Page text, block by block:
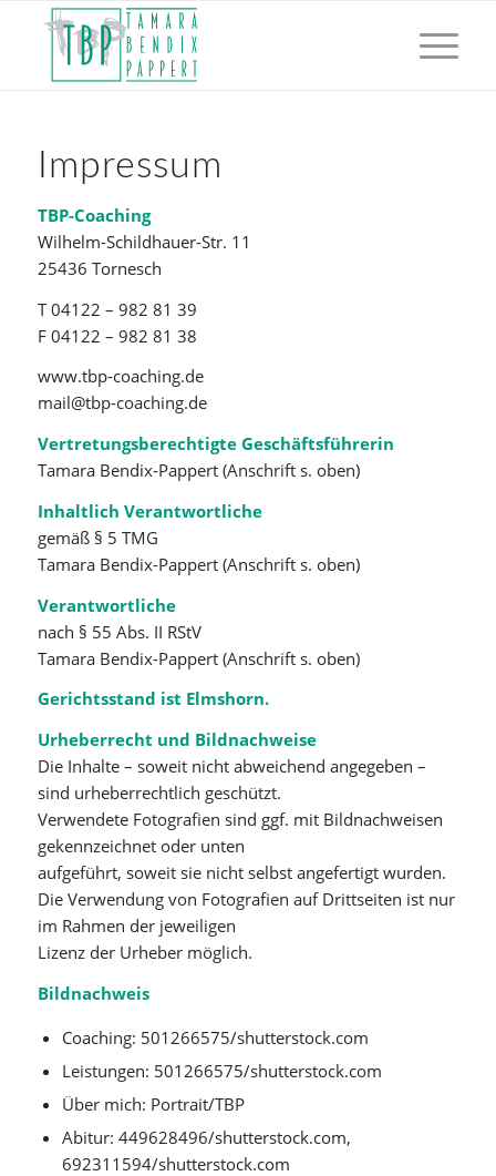
Impressum
TBP-Coaching
Wilhelm-Schildhauer-Str. 11
25436 Tornesch
T 04122 – 982 81 39
F 04122 – 982 81 38
www.tbp-coaching.de
mail@tbp-coaching.de
Vertretungsberechtigte Geschäftsführerin
Tamara Bendix-Pappert (Anschrift s. oben)
Inhaltlich Verantwortliche
gemäß § 5 TMG
Tamara Bendix-Pappert (Anschrift s. oben)
Verantwortliche
nach § 55 Abs. II RStV
Tamara Bendix-Pappert (Anschrift s. oben)
Gerichtsstand ist Elmshorn.
Urheberrecht und Bildnachweise
Die Inhalte – soweit nicht abweichend angegeben –
sind urheberrechtlich geschützt.
Verwendete Fotografien sind ggf. mit Bildnachweisen
gekennzeichnet oder unten
aufgeführt, soweit sie nicht selbst angefertigt wurden.
Die Verwendung von Fotografien auf Drittseiten ist nur
im Rahmen der jeweiligen
Lizenz der Urheber möglich.
Bildnachweis
Coaching: 501266575/shutterstock.com
Leistungen: 501266575/shutterstock.com
Über mich: Portrait/TBP
Abitur: 449628496/shutterstock.com,
692311594/shutterstock.com